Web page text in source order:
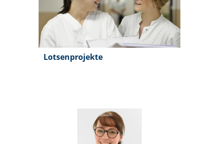
Lotsenprojekte